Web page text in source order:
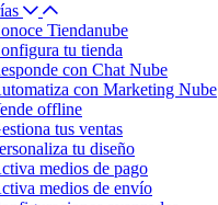
Tiendanube
tu tienda
con Chat Nube
con Marketing Nube
offline
tus ventas
tu diseño
medios de pago
medios de envío